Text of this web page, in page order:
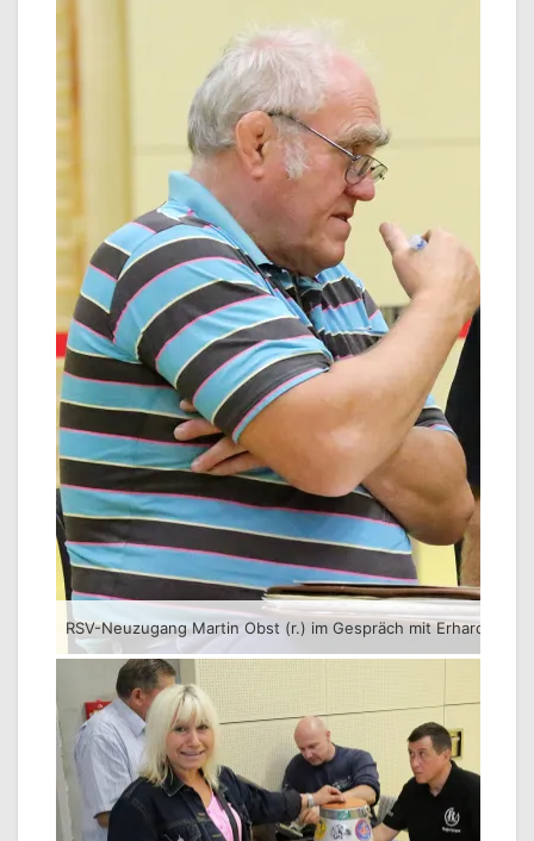
RSV-Neuzugang Martin Obst (r.) im Gespräch mit Erhard